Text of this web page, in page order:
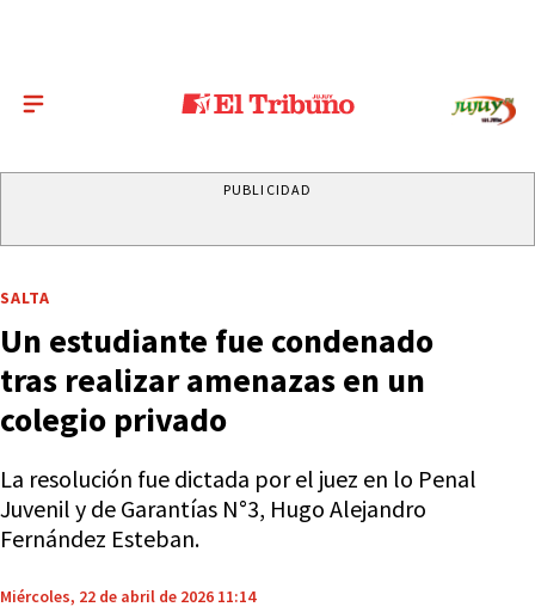
PUBLICIDAD
SALTA
Un estudiante fue condenado
tras realizar amenazas en un
colegio privado
La resolución fue dictada por el juez en lo Penal
Juvenil y de Garantías N°3, Hugo Alejandro
Fernández Esteban.
Miércoles, 22 de abril de 2026 11:14